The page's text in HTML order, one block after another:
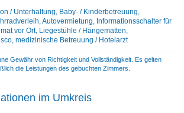
/ Unterhaltung, Baby- / Kinderbetreuung,
Autovermietung, Informationsschalter für
vor Ort, Liegestühle / Hängematten,
medizinische Betreuung / Hotelarzt
Gewähr von Richtigkeit und Vollständigkeit. Es gelten
die Leistungen des gebuchten Zimmers.
im Umkreis